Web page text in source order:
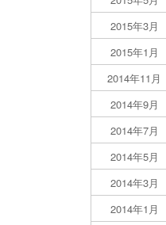
2015年3月
2015年1月
2014年11月
2014年9月
2014年7月
2014年5月
2014年3月
2014年1月